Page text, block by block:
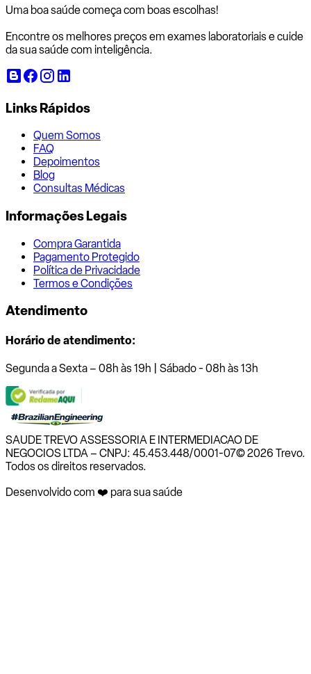
Uma boa saúde começa com boas escolhas!
Encontre os melhores preços em exames laboratoriais e cuide
da sua saúde com inteligência.
Links Rápidos
Quem Somos
FAQ
Depoimentos
Blog
Consultas Médicas
Informações Legais
Compra Garantida
Pagamento Protegido
Política de Privacidade
Termos e Condições
Atendimento
Horário de atendimento:
Segunda a Sexta – 08h às 19h | Sábado - 08h às 13h
SAUDE TREVO ASSESSORIA E INTERMEDIACAO DE
NEGOCIOS LTDA – CNPJ: 45.453.448/0001-07© 2026 Trevo.
Todos os direitos reservados.
Desenvolvido com ❤️ para sua saúde